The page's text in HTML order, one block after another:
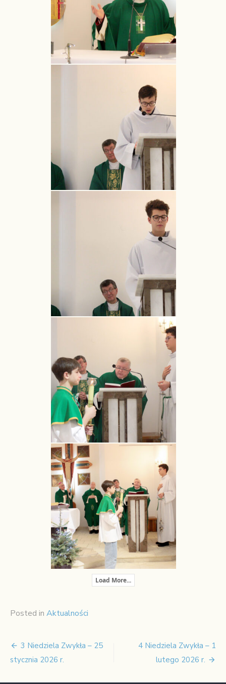
Load More...
Posted in Aktualności
Nawigacja
3 Niedziela Zwykła – 25
stycznia 2026 r.
4 Niedziela Zwykła – 1
lutego 2026 r.